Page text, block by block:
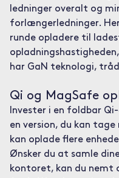
ledninger overalt og
forlængerledninger.
runde opladere til
har GaN teknologi,
Qi og MagSafe
Invester i en foldbar
en version, du kan
kan oplade flere
Ønsker du at samle
kontoret, kan du nemt